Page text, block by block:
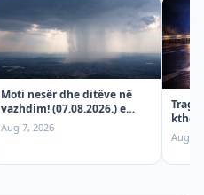
Moti nesër dhe ditëve në
vazhdim! (07.08.2026.) e
Premte
Aug 7, 2026
Aug 6,